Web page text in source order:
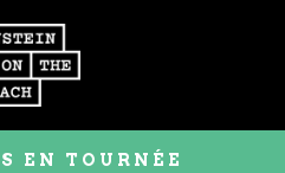
EN TOURNÉE